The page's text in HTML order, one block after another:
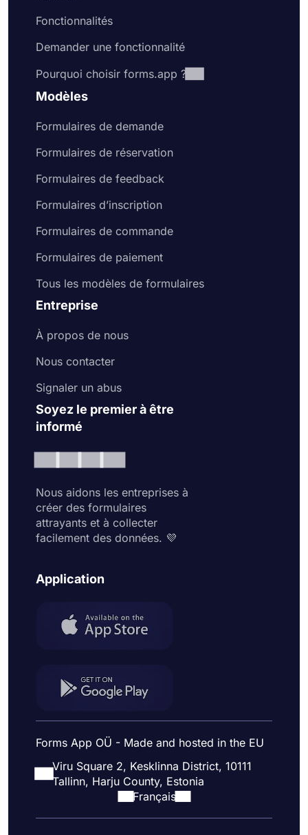
Fonctionnalités
Demander une fonctionnalité
Pourquoi choisir forms.app ?
Modèles
Formulaires de demande
Formulaires de réservation
Formulaires de feedback
Formulaires d’inscription
Formulaires de commande
Formulaires de paiement
Tous les modèles de formulaires
Entreprise
À propos de nous
Nous contacter
Signaler un abus
Soyez le premier à être
informé
Nous aidons les entreprises à
créer des formulaires
attrayants et à collecter
facilement des données. 💜
Application
Forms App OÜ - Made and hosted in the EU
Viru Square 2, Kesklinna District, 10111
Tallinn, Harju County, Estonia
Français